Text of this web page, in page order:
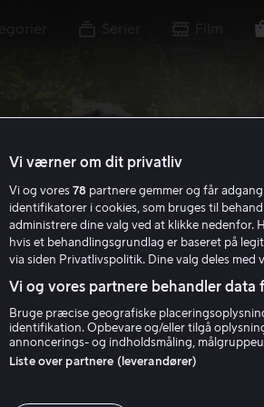
to
Vi værner om dit privatliv
Vi og vores 78 partnere gemmer og får
identifikatorer i cookies, som bruges til
administrere dine valg ved at klikke nedenfor.
hvis et behandlingsgrundlag er baseret på
via siden Privatlivspolitik. Dine valg deles
Vi og vores partnere behandler data
Bruge præcise geografiske
identifikation. Opbevare og/eller tilgå
annoncerings- og indholdsmåling,
Liste over partnere (leverandører)